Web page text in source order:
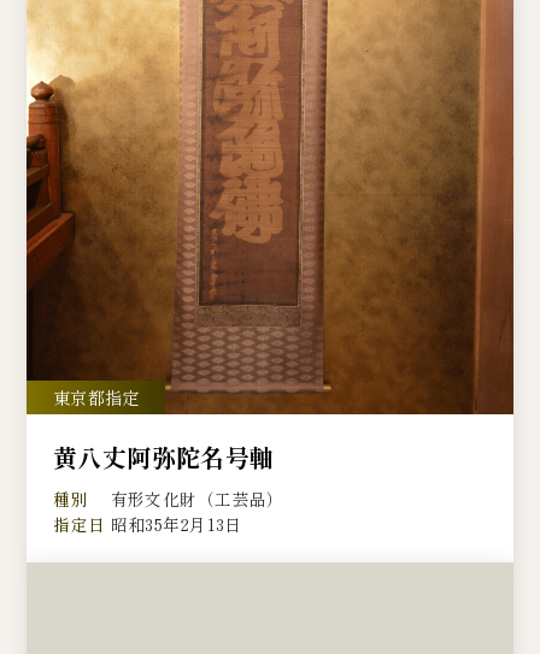
黄八丈阿弥陀名号軸
種別
有形文化財（工芸品）
指定日 昭和35年2月13日